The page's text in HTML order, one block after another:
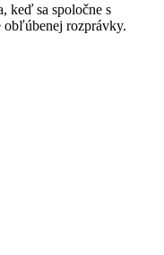
keď sa spoločne s
obľúbenej rozprávky.